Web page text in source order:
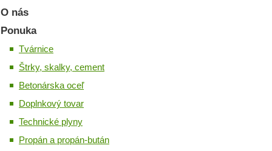
O nás
Ponuka
Tvárnice
Štrky, skalky, cement
Betonárska oceľ
Doplnkový tovar
Technické plyny
Propán a propán-bután